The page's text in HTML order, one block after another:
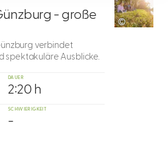
- große
©
verbindet
spektakuläre Ausblicke.
DAUER
2:20 h
SCHWIERIGKEIT
-